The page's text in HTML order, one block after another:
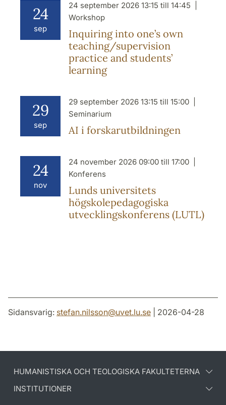
24
sep
24 september 2026 13:15 till 14:45
Workshop
Inquiring into one’s own
teaching/supervision
practice and students’
learning
29
sep
29 september 2026 13:15 till 15:00
Seminarium
AI i forskarutbildningen
24
nov
24 november 2026 09:00 till 17:00
Konferens
Lunds universitets
högskolepedagogiska
utvecklingskonferens (LUTL)
Sidansvarig: stefan.nilsson@uvet.lu.se | 2026-04-28
HUMANISTISKA OCH TEOLOGISKA FAKULTETERNA
INSTITUTIONER